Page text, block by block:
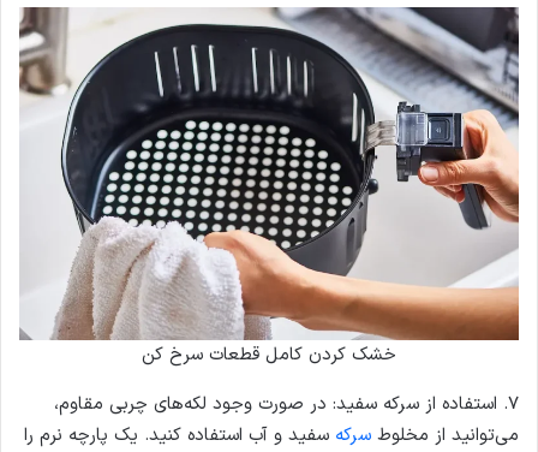
خشک کردن کامل قطعات سرخ کن
7. استفاده از سرکه سفید: در صورت وجود لکه‌های چربی مقاوم،
می‌توانید از مخلوط سرکه سفید و آب استفاده کنید. یک پارچه نرم را